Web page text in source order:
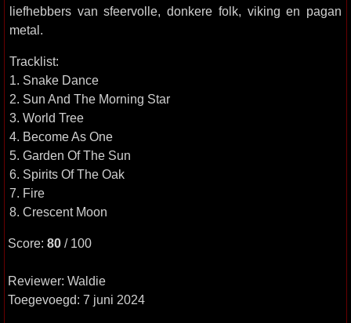
liefhebbers van sfeervolle, donkere folk, viking en pagan
metal.
Tracklist:
1. Snake Dance
2. Sun And The Morning Star
3. World Tree
4. Become As One
5. Garden Of The Sun
6. Spirits Of The Oak
7. Fire
8. Crescent Moon
Score: 80 / 100
Reviewer: Waldie
Toegevoegd: 7 juni 2024